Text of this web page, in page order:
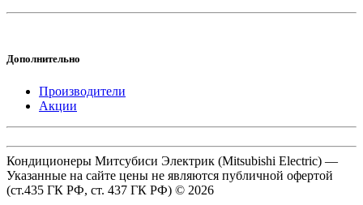
Дополнительно
Производители
Акции
Кондиционеры Митсубиси Электрик (Mitsubishi Electric) —
Указанные на сайте цены не являются публичной офертой
(ст.435 ГК РФ, cт. 437 ГК РФ) © 2026